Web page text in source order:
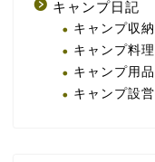
キャンプ日記
キャンプ収納
キャンプ料理
キャンプ用品
キャンプ設営